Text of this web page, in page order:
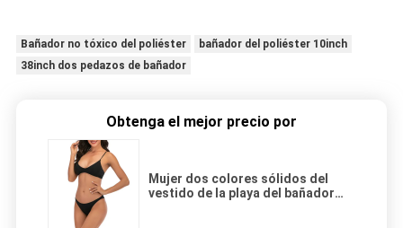
Bañador no tóxico del poliéster
bañador del poliéster 10inch
38inch dos pedazos de bañador
Obtenga el mejor precio por
Mujer dos colores sólidos del
vestido de la playa del bañador